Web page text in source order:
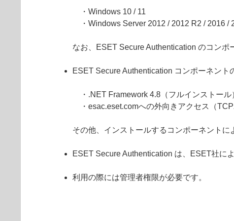
・Windows 10 / 11
・Windows Server 2012 / 2012 R2 / 2016 /
なお、ESET Secure Authentication のコン
ESET Secure Authentication コンポーネント
・.NET Framework 4.8（フルインストール
・esac.eset.comへの外向きアクセス（TCP
その他、インストールするコンポーネント
ESET Secure Authentication は、ESET社に
利用の際には管理者権限が必要です。